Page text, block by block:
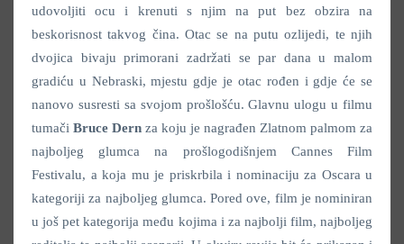
udovoljiti ocu i krenuti s njim na put bez obzira na
beskorisnost takvog čina. Otac se na putu ozlijedi, te njih
dvojica bivaju primorani zadržati se par dana u malom
gradiću u Nebraski, mjestu gdje je otac rođen i gdje će se
nanovo susresti sa svojom prošlošću. Glavnu ulogu u filmu
tumači Bruce Dern za koju je nagrađen Zlatnom palmom za
najboljeg glumca na prošlogodišnjem Cannes Film
Festivalu, a koja mu je priskrbila i nominaciju za Oscara u
kategoriji za najboljeg glumca. Pored ove, film je nominiran
u još pet kategorija među kojima i za najbolji film, najboljeg